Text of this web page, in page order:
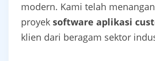
modern. Kami telah
proyek software aplikasi
klien dari beragam sektor